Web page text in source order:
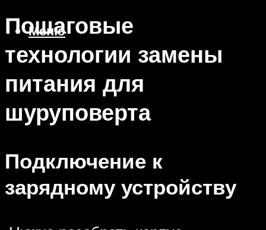
Меню
Пошаговые
технологии замены
питания для
шуруповерта
Подключение к
зарядному устройству